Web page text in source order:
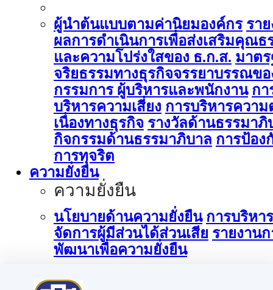
ผู้นำต้นแบบตามค่านิยมองค์กร รา
ผลการดำเนินการเพื่อส่งเสริมคุณธ
และความโปร่งใสของ ธ.ก.ส. มาต
จริยธรรมทางธุรกิจจรรยาบรรณขอ
กรรมการ ผู้บริหารและพนักงาน กา
บริหารความเสี่ยง การบริหารความ
เนื่องทางธุรกิจ รางวัลด้านธรรมาภิ
กิจกรรมด้านธรรมาภิบาล การป้อง
การทุจริต
ความยั่งยืน
ความยั่งยืน
นโยบายด้านความยั่งยืน การบริหาร
จัดการผู้มีส่วนได้ส่วนเสีย รายงานก
พัฒนาเพื่อความยั่งยืน
การบริหารจัดการด้านนวัตกรรม